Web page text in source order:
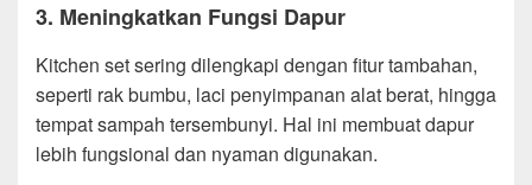
3. Meningkatkan Fungsi Dapur
Kitchen set sering dilengkapi dengan fitur tambahan,
seperti rak bumbu, laci penyimpanan alat berat, hingga
tempat sampah tersembunyi. Hal ini membuat dapur
lebih fungsional dan nyaman digunakan.